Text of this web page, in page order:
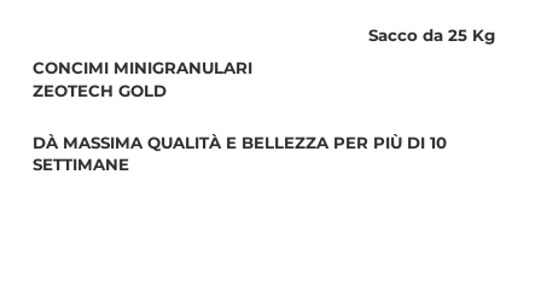
CONCIMI MINIGRANULARI
ZEOTECH GOLD
DÀ MASSIMA QUALITÀ E BELLEZZA PER PIÙ DI 10
SETTIMANE
Sacco da 25 Kg